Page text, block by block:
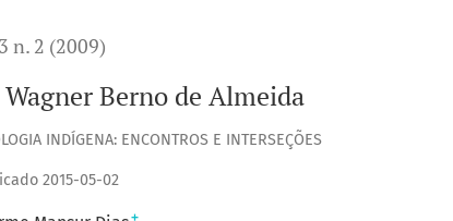
n. 2 (2009)
Berno de Almeida
INDÍGENA: ENCONTROS E INTERSEÇÕES
2015-05-02
+